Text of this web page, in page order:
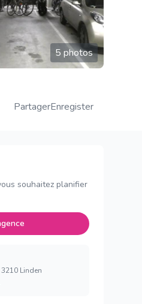
5 photos
PartagerEnregister
souhaitez planifier
Linden